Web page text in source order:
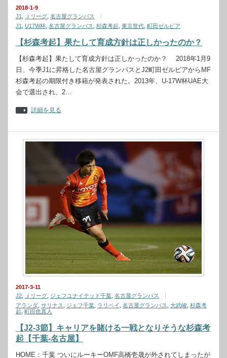
2018-1-9
J1
Ｊリーグ 名古屋グランパス
J1
U17W杯 名古屋グランパス 杉森考起 東京世代 町田ゼルビア
【杉森考起】果たして育成方針は正しかったのか？
【杉森考起】果たして育成方針は正しかったのか？ 2018年1月9
日、今季J1に昇格した名古屋グランパスとJ2町田ゼルビアからMF
杉森考起の期限付き移籍が発表された。2013年、U-17W杯UAE大
会で選出され、2…
詳細を見る
2017-3-11
J2
Ｊリーグ ジェフユナイテッド千葉 名古屋グランパス
アランダ サリナス ジェフ千葉 ラリベイ 名古屋グランパス 大武峻 杉森考
起 町田也真人
【J2-3節】キャリアを賭ける一戦となりそうな杉森考
起【千葉-名古屋】
HOME：千葉 ついにルーキーOMF高橋壱晟が外されてしまったが